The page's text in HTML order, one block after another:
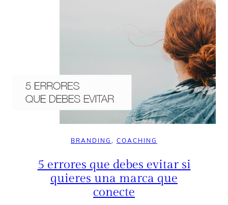
BRANDING, COACHING
5 errores que debes evitar si
quieres una marca que
conecte